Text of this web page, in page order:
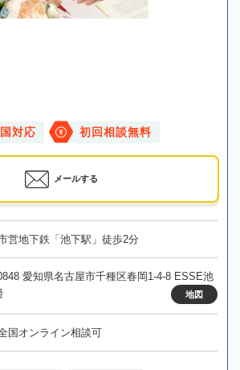
対応 初回相談無料
メールする
営地下鉄「池下駅」徒歩2分
愛知県名古屋市千種区春岡1-4-8 ESSE池
地図
国オンライン相談可